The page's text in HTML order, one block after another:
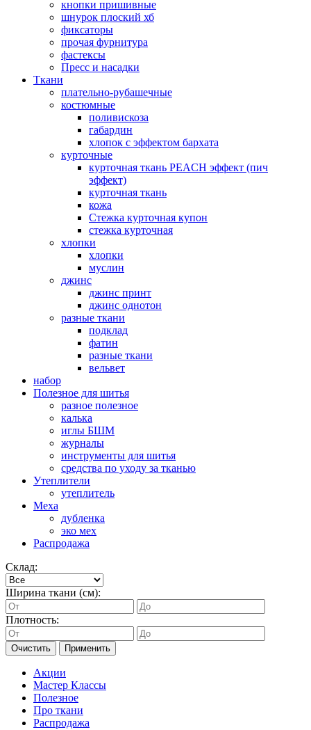
кнопки пришивные
шнурок плоский хб
фиксаторы
прочая фурнитура
фастексы
Пресс и насадки
Ткани
плательно-рубашечные
костюмные
поливискоза
габардин
хлопок с эффектом бархата
курточные
курточная ткань PEACH эффект (пич
эффект)
курточная ткань
кожа
Стежка курточная купон
стежка курточная
хлопки
хлопки
муслин
джинс
джинс принт
джинс однотон
разные ткани
подклад
фатин
разные ткани
вельвет
набор
Полезное для шитья
разное полезное
калька
иглы БШМ
журналы
инструменты для шитья
средства по уходу за тканью
Утеплители
утеплитель
Меха
дубленка
эко мех
Распродажа
Склад:
Ширина ткани (см):
Плотность:
Очистить Применить
Акции
Мастер Классы
Полезное
Про ткани
Распродажа